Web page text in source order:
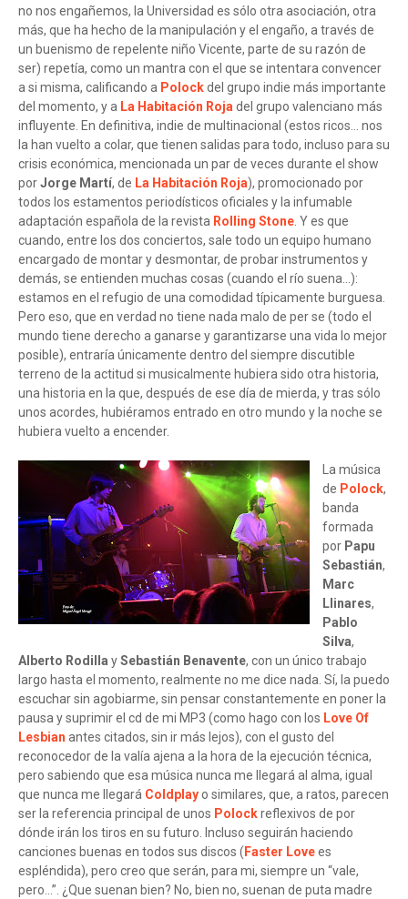
no nos engañemos, la Universidad es sólo otra asociación, otra
más, que ha hecho de la manipulación y el engaño, a través de
un buenismo de repelente niño Vicente, parte de su razón de
ser) repetía, como un mantra con el que se intentara convencer
a si misma, calificando a Polockdel grupo indie más importante
del momento, y a La Habitación Rojadel grupo valenciano más
influyente. En definitiva, indie de multinacional (estos ricos... nos
la han vuelto a colar, que tienen salidas para todo, incluso para su
crisis económica, mencionada un par de veces durante el show
porJorge Martí, de La Habitación Roja), promocionado por
todos los estamentos periodísticos oficiales y la infumable
adaptación española de la revista Rolling Stone. Y es que
cuando, entre los dos conciertos, sale todo un equipo humano
encargado de montar y desmontar, de probar instrumentos y
demás, se entienden muchas cosas (cuando el río suena...):
estamos en el refugio de una comodidad típicamente burguesa.
Pero eso, que en verdad no tiene nada malo de per se (todo el
mundo tiene derecho a ganarse y garantizarse una vida lo mejor
posible), entraría únicamente dentro del siempre discutible
terreno de la actitud si musicalmente hubiera sido otra historia,
una historia en la que, después de ese día de mierda, y tras sólo
unos acordes, hubiéramos entrado en otro mundo y la noche se
hubiera vuelto a encender.
La música
de Polock,
banda
formada
por Papu
Sebastián,
Marc
Llinares,
Pablo
Silva,
Alberto Rodilla ySebastián Benavente, con un único trabajo
largo hasta el momento, realmente no me dice nada. Sí, la puedo
escuchar sin agobiarme, sin pensar constantemente en poner la
pausa y suprimir el cd de mi MP3 (como hago con los Love Of
Lesbian antes citados, sin ir más lejos), con el gusto del
reconocedor de la valía ajena a la hora de la ejecución técnica,
pero sabiendo que esa música nunca me llegará al alma, igual
que nunca me llegará Coldplayo similares, que, a ratos, parecen
ser la referencia principal de unos Polockreflexivos de por
dónde irán los tiros en su futuro. Incluso seguirán haciendo
canciones buenas en todos sus discos ( Faster Lovees
espléndida), pero creo que serán, para mi, siempre un “vale,
pero...”. ¿Que suenan bien? No, bien no, suenan de puta madre